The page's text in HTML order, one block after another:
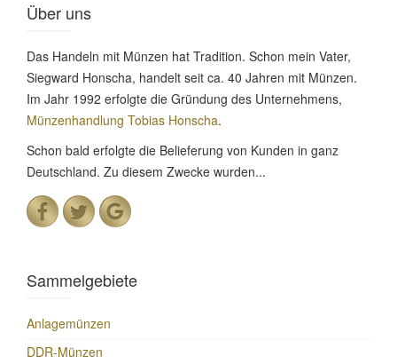
Über uns
Das Handeln mit Münzen hat Tradition. Schon mein Vater,
Siegward Honscha, handelt seit ca. 40 Jahren mit Münzen.
Im Jahr 1992 erfolgte die Gründung des Unternehmens,
Münzenhandlung Tobias Honscha.
Schon bald erfolgte die Belieferung von Kunden in ganz
Deutschland. Zu diesem Zwecke wurden...
Sammelgebiete
Anlagemünzen
DDR-Münzen